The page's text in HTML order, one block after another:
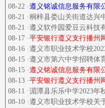
08-22 ·遵义铭诚信息服务有限
08-21 ·桐梓县娄山关街道达兴
08-21 ·遵义软件园爱豆云科技
08-17 ·平安银行遵义支行播州
08-16 ·遵义市职业技术学校
08-15 ·遵义市第六中学招聘体
08-15 ·遵义铭诚信息服务有限
08-13 ·平安银行遵义支行播州
08-11 ·湄潭县乐乐中学2023年
08-10 ·遵义市职业技术学校